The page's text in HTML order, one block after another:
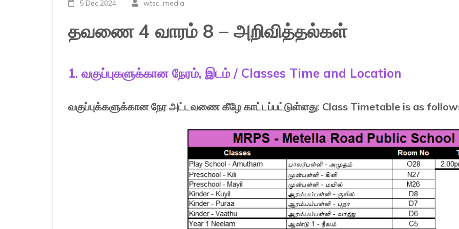
5 Dec,2024 wtsc_media
தவணை 4 வாரம் 8 – அறிவித்தல்கள்
1. வகுப்புகளுக்கான நேரம், இடம் / Classes Time and Location
வகுப்புக்களுக்கான நேர அட்டவணை கீழே காட்டப்பட்டுள்ளது: Class Timetable is as